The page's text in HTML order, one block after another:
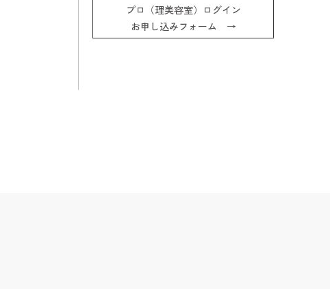
プロ（理美容室）ログイン
お申し込みフォーム →